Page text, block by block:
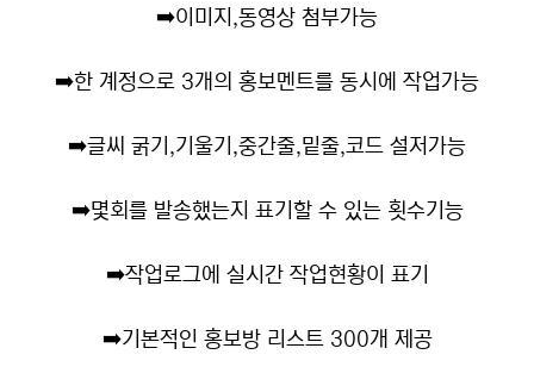
➡️이미지,동영상 첨부가능
➡️한 계정으로 3개의 홍보멘트를 동시에 작업가능
➡️글씨 굵기,기울기,중간줄,밑줄,코드 설저가능
➡️몇회를 발송했는지 표기할 수 있는 횟수기능
➡️작업로그에 실시간 작업현황이 표기
➡️기본적인 홍보방 리스트 300개 제공